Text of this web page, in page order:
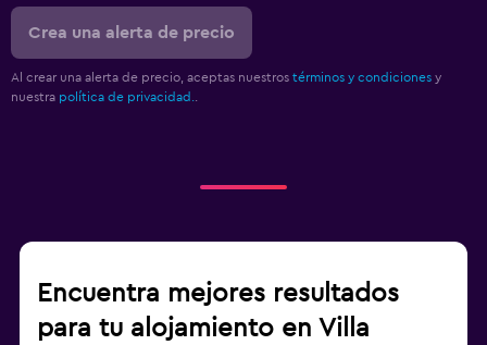
Crea una alerta de precio
Al crear una alerta de precio, aceptas nuestros términos y condiciones y
nuestra política de privacidad.
Encuentra mejores resultados
para tu alojamiento en Villa